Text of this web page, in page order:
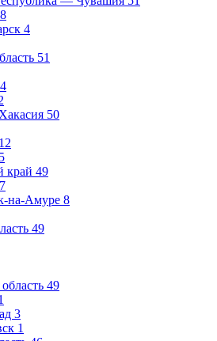
4
51
4
50
12
5
край 49
на-Амуре 8
49
49
3
1